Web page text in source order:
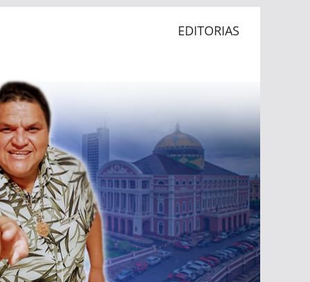
EDITORIAS